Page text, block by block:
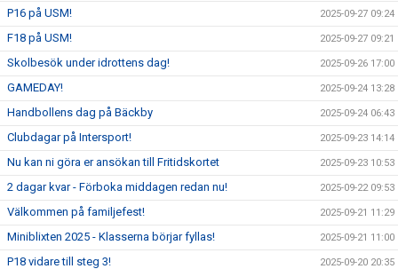
P16 på USM! 2025-09-27 09:24
F18 på USM! 2025-09-27 09:21
Skolbesök under idrottens dag! 2025-09-26 17:00
GAMEDAY! 2025-09-24 13:28
Handbollens dag på Bäckby 2025-09-24 06:43
Clubdagar på Intersport! 2025-09-23 14:14
Nu kan ni göra er ansökan till Fritidskortet 2025-09-23 10:53
2 dagar kvar - Förboka middagen redan nu! 2025-09-22 09:53
Välkommen på familjefest! 2025-09-21 11:29
Miniblixten 2025 - Klasserna börjar fyllas! 2025-09-21 11:00
P18 vidare till steg 3! 2025-09-20 20:35